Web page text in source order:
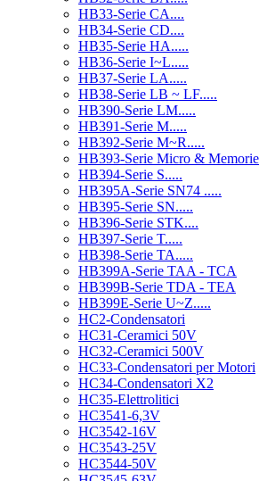
HB33-Serie CA....
HB34-Serie CD....
HB35-Serie HA.....
HB36-Serie I~L.....
HB37-Serie LA.....
HB38-Serie LB ~ LF.....
HB390-Serie LM.....
HB391-Serie M.....
HB392-Serie M~R.....
HB393-Serie Micro & Memorie
HB394-Serie S.....
HB395A-Serie SN74 .....
HB395-Serie SN.....
HB396-Serie STK....
HB397-Serie T.....
HB398-Serie TA.....
HB399A-Serie TAA - TCA
HB399B-Serie TDA - TEA
HB399E-Serie U~Z.....
HC2-Condensatori
HC31-Ceramici 50V
HC32-Ceramici 500V
HC33-Condensatori per Motori
HC34-Condensatori X2
HC35-Elettrolitici
HC3541-6,3V
HC3542-16V
HC3543-25V
HC3544-50V